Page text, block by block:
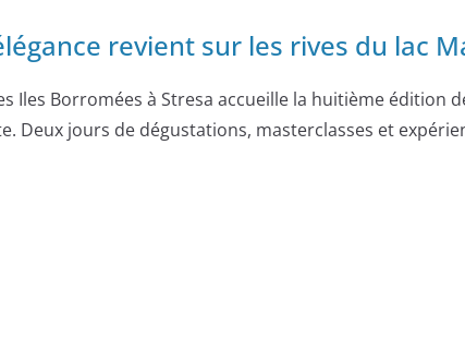
revient sur les rives du lac
Iles Borromées à Stresa accueille la huitième édition
Deux jours de dégustations, masterclasses et